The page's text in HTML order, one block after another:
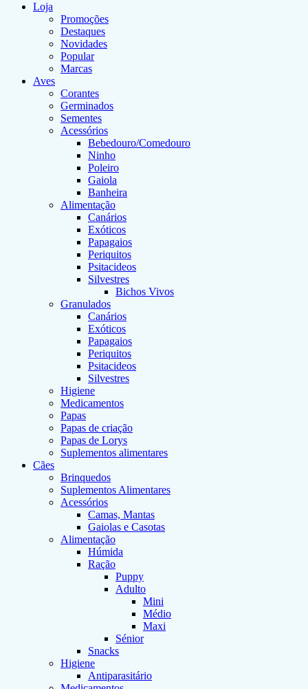
Loja
Promoções
Destaques
Novidades
Popular
Marcas
Aves
Corantes
Germinados
Sementes
Acessórios
Bebedouro/Comedouro
Ninho
Poleiro
Gaiola
Banheira
Alimentação
Canários
Exóticos
Papagaios
Periquitos
Psitacideos
Silvestres
Bichos Vivos
Granulados
Canários
Exóticos
Papagaios
Periquitos
Psitacideos
Silvestres
Higiene
Medicamentos
Papas
Papas de criação
Papas de Lorys
Suplementos alimentares
Cães
Brinquedos
Suplementos Alimentares
Acessórios
Camas, Mantas
Gaiolas e Casotas
Alimentação
Húmida
Ração
Puppy
Adulto
Mini
Médio
Maxi
Sénior
Snacks
Higiene
Antiparasitário